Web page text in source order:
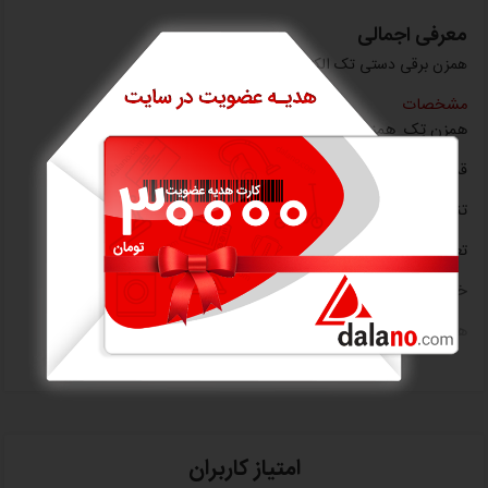
نمایش بیشتر
معرفی اجمالی
همزن برقی دستی تک الکتریک مدل HM1108-30WB
مشخصات
همزن تِکهمزن برقی مولینکس مدل HM1108-30WB
قدرت : 300 وات
تنظیمات سرعت : 5 سرعته و حالت توربو
تعداد همزن : 4
خمیر زن فلزی : دارد
همزن فلزی : دارد
دکمه خارج نمودن پره ها : دارد
امتیاز کاربران